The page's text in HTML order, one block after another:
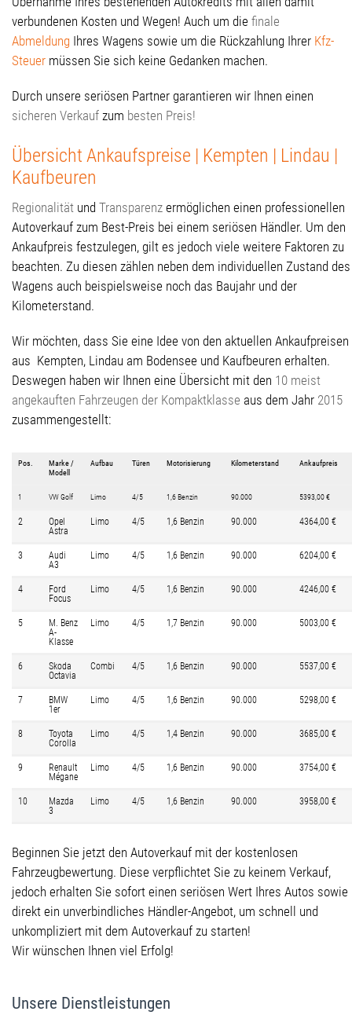
verbundenen Kosten und Wegen! Auch um die finale
Abmeldung Ihres Wagens sowie um die Rückzahlung Ihrer Kfz-
Steuer müssen Sie sich keine Gedanken machen.
Durch unsere seriösen Partner garantieren wir Ihnen einen
sicheren Verkauf zum besten Preis!
Übersicht Ankaufspreise | Kempten | Lindau |
Kaufbeuren
Regionalität und Transparenz ermöglichen einen professionellen
Autoverkauf zum Best-Preis bei einem seriösen Händler. Um den
Ankaufpreis festzulegen, gilt es jedoch viele weitere Faktoren zu
beachten. Zu diesen zählen neben dem individuellen Zustand des
Wagens auch beispielsweise noch das Baujahr und der
Kilometerstand.
Wir möchten, dass Sie eine Idee von den aktuellen Ankaufpreisen
aus Kempten, Lindau am Bodensee und Kaufbeuren erhalten.
Deswegen haben wir Ihnen eine Übersicht mit den 10 meist
angekauften Fahrzeugen der Kompaktklasse aus dem Jahr 2015
zusammengestellt:
Pos.
Marke /
Modell
Aufbau Türen Motorisierung Kilometerstand Ankaufpreis
1 VW Golf Limo 4/5 1,6 Benzin 90.000 5393,00 €
2
Opel
Astra
Limo 4/5 1,6 Benzin 90.000 4364,00 €
3
Audi
A3
Limo 4/5 1,6 Benzin 90.000 6204,00 €
4
Ford
Focus
Limo 4/5 1,6 Benzin 90.000 4246,00 €
5
M. Benz
A-
Klasse
Limo 4/5 1,7 Benzin 90.000 5003,00 €
6
Skoda
Octavia
Combi 4/5 1,6 Benzin 90.000 5537,00 €
7
BMW
1er
Limo 4/5 1,6 Benzin 90.000 5298,00 €
8
Toyota
Corolla
Limo 4/5 1,4 Benzin 90.000 3685,00 €
9
Renault
Mégane
Limo 4/5 1,6 Benzin 90.000 3754,00 €
10
Mazda
3
Limo 4/5 1,6 Benzin 90.000 3958,00 €
Beginnen Sie jetzt den Autoverkauf mit der kostenlosen
Fahrzeugbewertung. Diese verpflichtet Sie zu keinem Verkauf,
jedoch erhalten Sie sofort einen seriösen Wert Ihres Autos sowie
direkt ein unverbindliches Händler-Angebot, um schnell und
unkompliziert mit dem Autoverkauf zu starten!
Wir wünschen Ihnen viel Erfolg!
Unsere Dienstleistungen